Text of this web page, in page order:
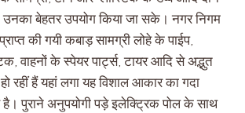
उनका बेहतर उपयोग किया जा सके। नगर निगम
की गयी कबाड़ सामग्री लोहे के पाईप,
वाहनों के स्पेयर पार्ट्स, टायर आदि से अद्भुत
रहीं हैं यहां लगा यह विशाल आकार का गदा
पुराने अनुपयोगी पड़े इलेक्ट्रिक पोल के साथ